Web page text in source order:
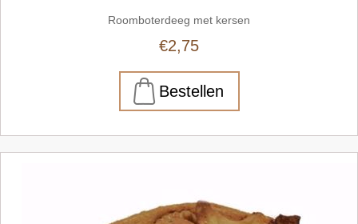
Roomboterdeeg met kersen
€2,75